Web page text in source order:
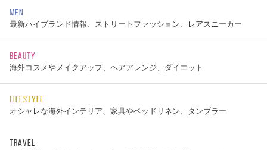
MEN
最新ハイブランド情報、ストリートファッション、レアスニーカー
BEAUTY
海外コスメやメイクアップ、ヘアアレンジ、ダイエット
LIFESTYLE
オシャレな海外インテリア、家具やベッドリネン、タンブラー
TRAVEL